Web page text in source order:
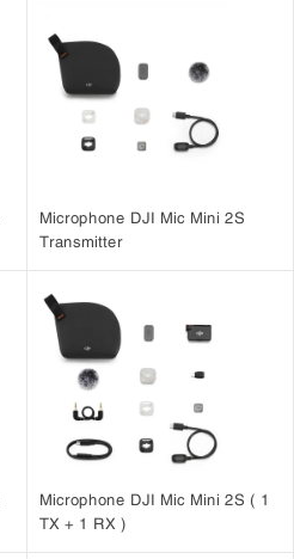
Microphone DJI Mic Mini 2S
Transmitter
Microphone DJI Mic Mini 2S ( 1
TX + 1 RX )